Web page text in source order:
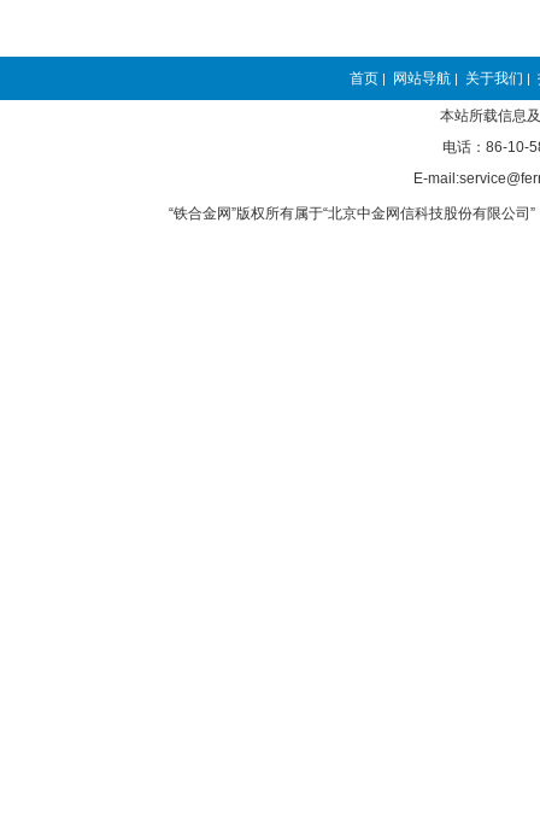
首页 | 网站导航 | 关于我们 |
本站所载信息
电话：86-10-
E-
“铁合金网”版权所有属于“北京中金网信科技股份有限公司